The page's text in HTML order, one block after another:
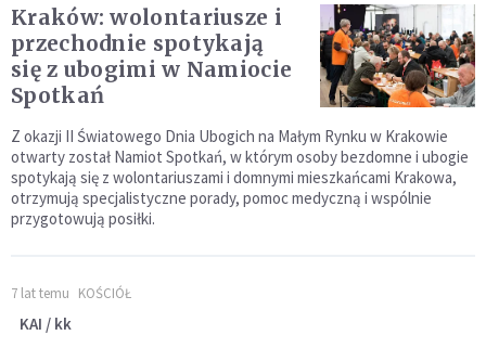
Kraków: wolontariusze i
przechodnie spotykają
się z ubogimi w Namiocie
Spotkań
Z okazji II Światowego Dnia Ubogich na Małym Rynku w Krakowie
otwarty został Namiot Spotkań, w którym osoby bezdomne i ubogie
spotykają się z wolontariuszami i domnymi mieszkańcami Krakowa,
otrzymują specjalistyczne porady, pomoc medyczną i wspólnie
przygotowują posiłki.
7 lat temu KOŚCIÓŁ
KAI / kk